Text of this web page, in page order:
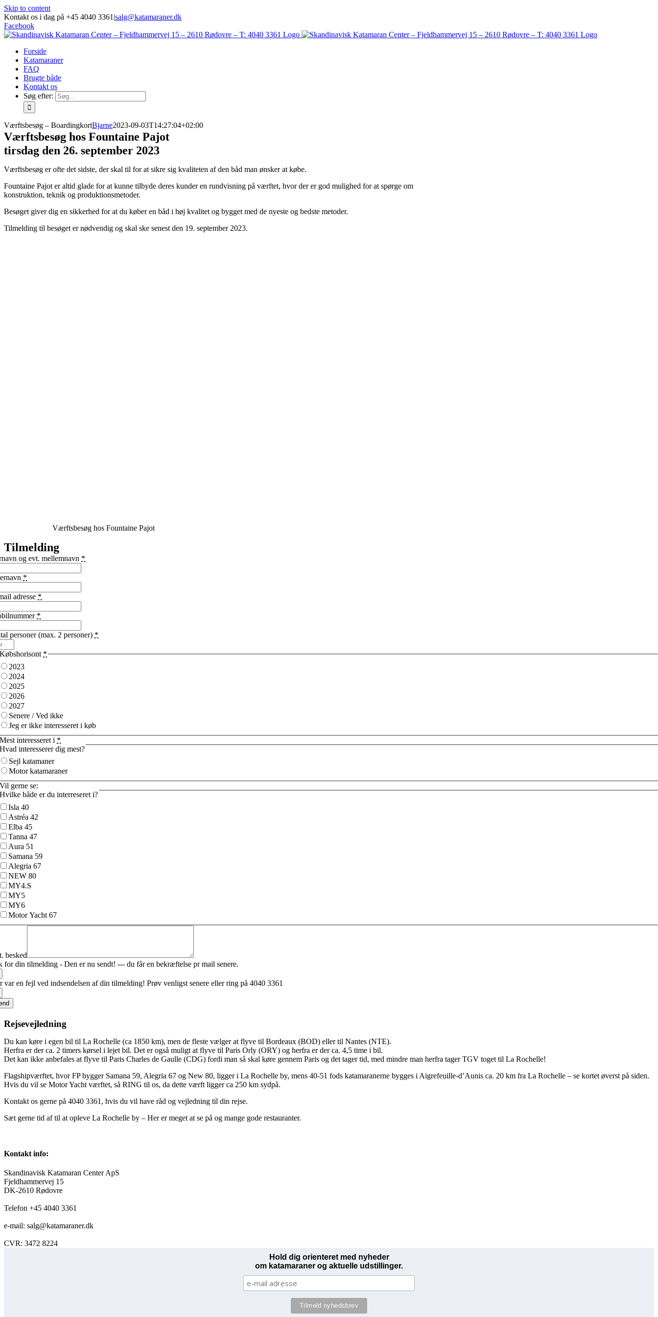
Skip to content
Kontakt os i dag på +45 4040 3361 |salg@katamaraner.dk
Facebook
Forside
Katamaraner
FAQ
Brugte både
Kontakt os
Søg efter:
Værftsbesøg – BoardingkortBjarne2023-09-03T14:27:04+02:00
Værftsbesøg hos Fountaine Pajot
tirsdag den 26. september 2023
Værftsbesøg er ofte det sidste, der skal til for at sikre sig kvaliteten af den båd man ønsker at købe.
Fountaine Pajot er altid glade for at kunne tilbyde deres kunder en rundvisning på værftet, hvor der er god mulighed for at spørge om
konstruktion, teknik og produktionsmetoder.
Besøget giver dig en sikkerhed for at du køber en båd i høj kvalitet og bygget med de nyeste og bedste metoder.
Tilmelding til besøget er nødvendig og skal ske senest den 19. september 2023.
Værftsbesøg hos Fountaine Pajot
Tilmelding
og evt. mellemnavn *
*
adresse *
*
personer (max. 2 personer) *
Købshorisont *
2023
2024
2025
2026
2027
Senere / Ved ikke
Jeg er ikke interesseret i køb
Mest interesseret i *
Hvad interesserer dig mest?
Sejl katamaner
Motor katamaraner
Vil gerne se:
Hvilke både er du interreseret i?
Isla 40
Astréa 42
Elba 45
Tanna 47
Aura 51
Samana 59
Alegria 67
NEW 80
MY4.S
MY5
MY6
Motor Yacht 67
besked
for din tilmelding - Den er nu sendt! --- du får en bekræftelse pr mail senere.
var en fejl ved indsendelsen af din tilmelding! Prøv venligst senere eller ring på 4040 3361
Rejsevejledning
Du kan køre i egen bil til La Rochelle (ca 1850 km), men de fleste vælger at flyve til Bordeaux (BOD) eller til Nantes (NTE).
Herfra er der ca. 2 timers kørsel i lejet bil. Det er også muligt at flyve til Paris Orly (ORY) og herfra er der ca. 4,5 time i bil.
Det kan ikke anbefales at flyve til Paris Charles de Gaulle (CDG) fordi man så skal køre gennem Paris og det tager tid, med mindre man herfra tager TGV toget til La Rochelle!
Flagshipværftet, hvor FP bygger Samana 59, Alegria 67 og New 80, ligger i La Rochelle by, mens 40-51 fods katamaranerne bygges i Aigrefeuille-d’Aunis ca. 20 km fra La Rochelle – se kortet øverst på siden.
Hvis du vil se Motor Yacht værftet, så RING til os, da dette værft ligger ca 250 km sydpå.
Kontakt os gerne på 4040 3361, hvis du vil have råd og vejledning til din rejse.
Sæt gerne tid af til at opleve La Rochelle by – Her er meget at se på og mange gode restauranter.
Kontakt info:
Skandinavisk Katamaran Center ApS
Fjeldhammervej 15
DK-2610 Rødovre
Telefon +45 4040 3361
e-mail: salg@katamaraner.dk
CVR: 3472 8224
Hold dig orienteret med nyheder
om katamaraner og aktuelle udstillinger.